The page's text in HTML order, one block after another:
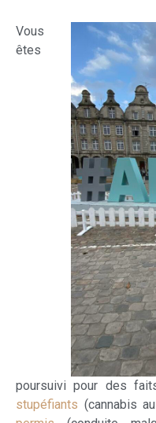
Vous
êtes
poursuivi pour des
stupéfiants (cannabis